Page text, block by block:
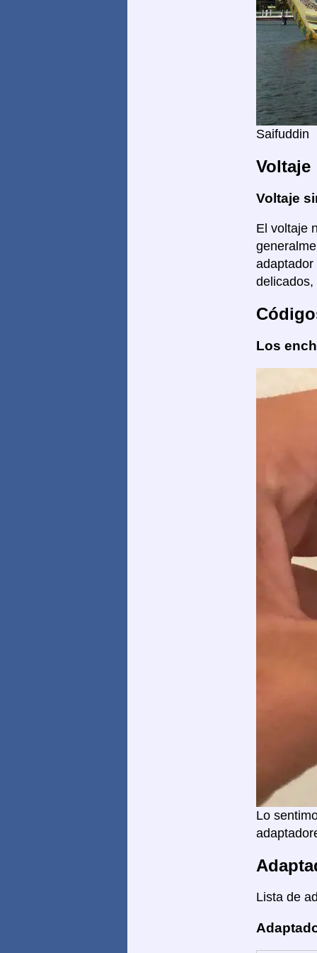
Saifuddin
Voltaje
Voltaje
El voltaje
Los
Lo
Lista de